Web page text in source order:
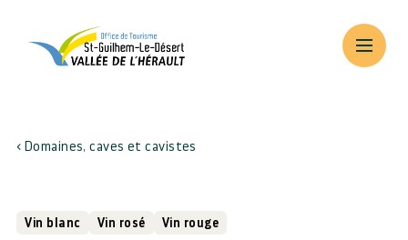
Domaines, caves et cavistes
Vin blanc Vin rosé Vin rouge